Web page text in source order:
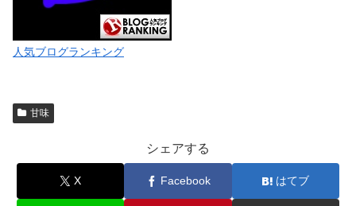
人気ブログランキング
甘味
シェアする
X Facebook はてブ